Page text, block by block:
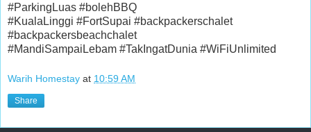
#ParkingLuas #bolehBBQ
#KualaLinggi #FortSupai #backpackerschalet
#backpackersbeachchalet
#MandiSampaiLebam #TakIngatDunia #WiFiUnlimited
Warih Homestay at 10:59 AM
Share